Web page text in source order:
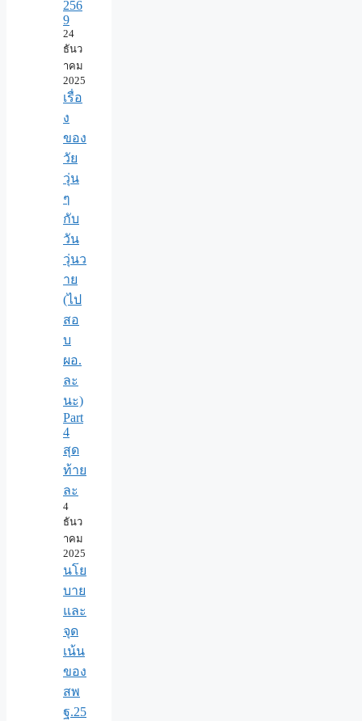
256
9
24
ธันว
าคม
2025
เรื่อ
ง
ของ
วัย
วุ่น
ๆ
กับ
วัน
วุ่นว
าย
(ไป
สอ
บ
ผอ.
ละ
นะ)
Part
4
สุด
ท้าย
ละ
4
ธันว
าคม
2025
นโย
บาย
และ
จุด
เน้น
ของ
สพ
ฐ.25